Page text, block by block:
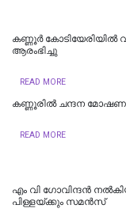
കണ്ണൂർ
ആരംഭിച്ചു
READ MORE
കണ്ണൂരില്‍ ചന്ദന മോഷണ
READ MORE
എം വി ഗോവിന്ദൻ
പിള്ളയ്‌ക്കും സമൻസ്‌